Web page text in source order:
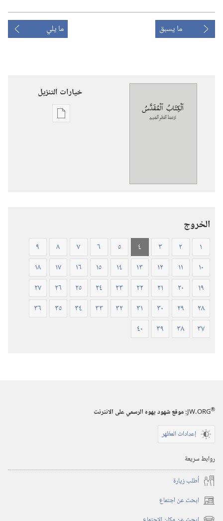
ما يسبق ما يلي
خيارات التنزيل
خيارات
(ورقي
الغلاف)
الخروج
١ ٢ ٣ ٤ ٥ ٦ ٧ ٨
٩
١٠
١١ ١٢ ١٣ ١٤ ١٥ ١٦ ١٧
١٨
١٩
٢٠ ٢١ ٢٢ ٢٣ ٢٤ ٢٥ ٢٦
٢٧
٢٨
٢٩ ٣٠ ٣١ ٣٢ ٣٣ ٣٤ ٣٥
٣٦
٣٧
٣٨ ٣٩ ٤٠
JW.ORG®
:‏ موقع شهود يهوه الرسمي على الانترنت
إعدادات المظهر
روابط سريعة
أُطلب زيارة
ابحث عن اجتماع (يفتح
نافذة